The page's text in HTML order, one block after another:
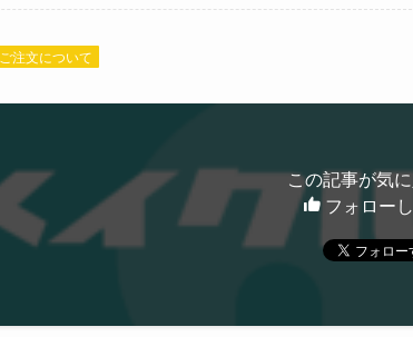
ご注文について
この記事が気
フォロー